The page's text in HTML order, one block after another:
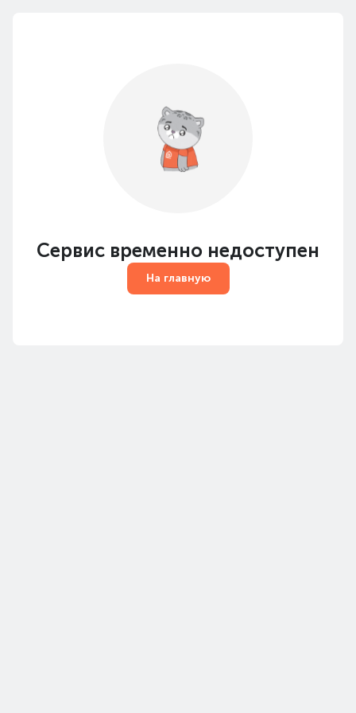
Сервис временно недоступен
На главную